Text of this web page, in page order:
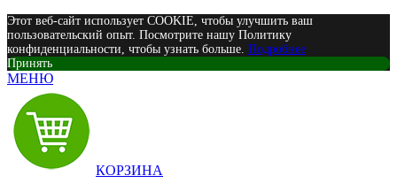
Этот веб-сайт использует COOKIE, чтобы улучшить ваш
пользовательский опыт. Посмотрите нашу Политику
конфиденциальности, чтобы узнать больше. Подробнее
Принять
МЕНЮ
КОРЗИНА